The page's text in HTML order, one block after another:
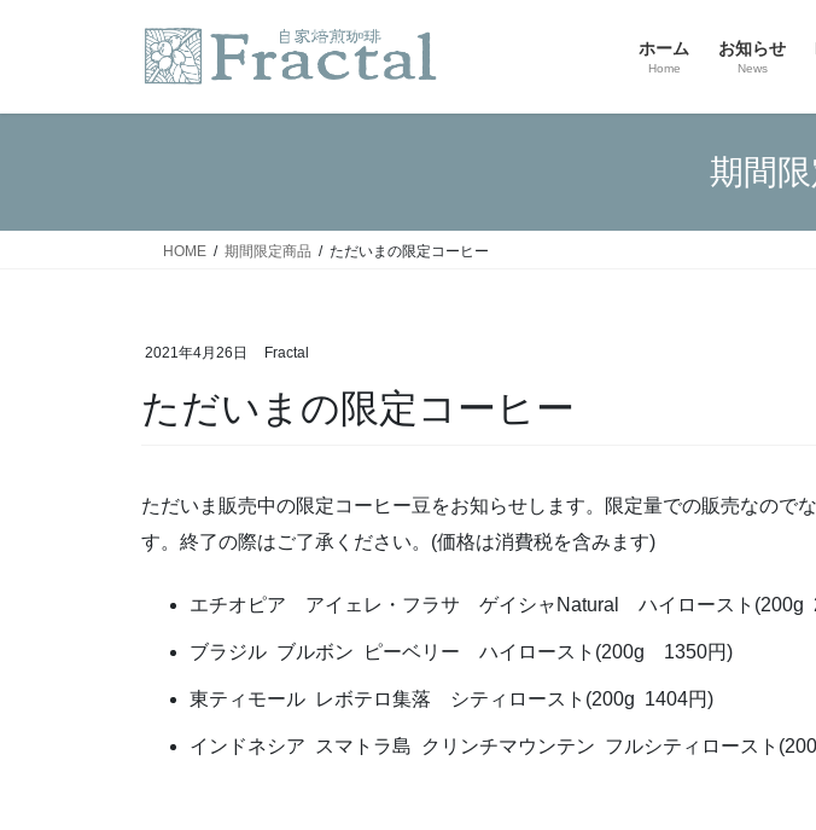
ホーム
Home
お知らせ
News
期間
HOME 期間限定商品 ただいまの限定コーヒー
2021年4月26日 Fractal
ただいまの限定コーヒー
ただいま販売中の限定コーヒー豆をお知らせします。限定量での販売なので
す。終了の際はご了承ください。(価格は消費税を含みます)
エチオピア アイェレ・フラサ ゲイシャNatural ハイロースト(200g
ブラジル ブルボン ピーベリー ハイロースト(200g 1350円)
東ティモール レボテロ集落 シティロースト(200g 1404円)
インドネシア スマトラ島 クリンチマウンテン フルシティロースト